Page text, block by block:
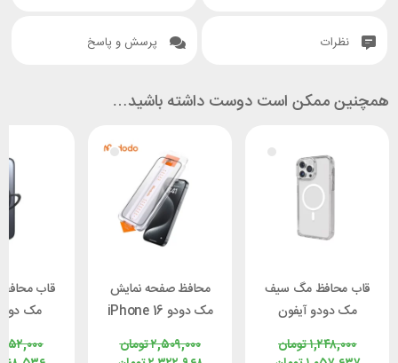
نظرات پرسش و پاسخ
همچنین ممکن است دوست داشته باشید…
قاب محافظ مگ سیف
مک دودو آیفون
Mcdodo PC-4923
تومان۱,۲۴۸,۰۰۰
محافظ صفحه نمایش
مک دودو iPhone 16
PF-6863تومان۲,۵۰۹,۰۰۰
قاب
مک
4933